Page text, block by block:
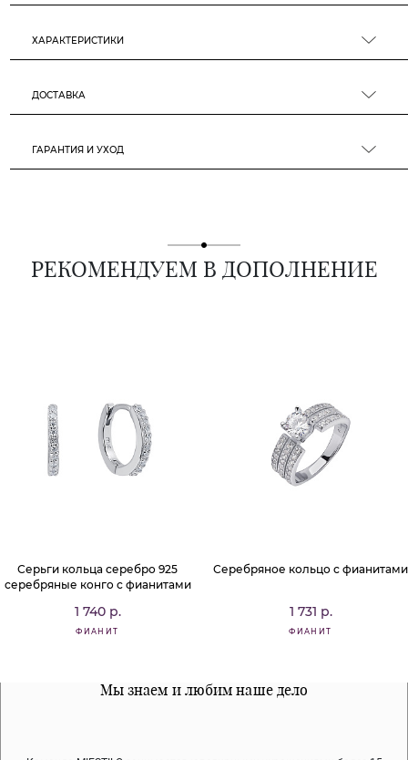
ХАРАКТЕРИСТИКИ
ДОСТАВКА
ГАРАНТИЯ И УХОД
РЕКОМЕНДУЕМ В ДОПОЛНЕНИЕ
Серьги кольца серебро 925
серебряные конго с фианитами
1 740 р.
ФИАНИТ
Серебряное кольцо с фианитами
1 731 р.
ФИАНИТ
Мы знаем и любим наше дело
Все наши материалы гипоалергенны
Примерка перед покупкой